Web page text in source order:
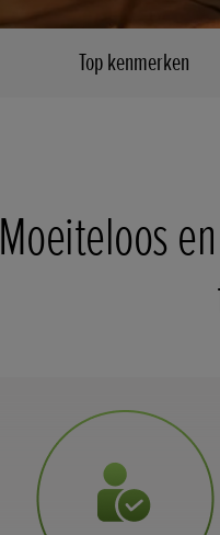
Top kenmerken
Moeiteloos